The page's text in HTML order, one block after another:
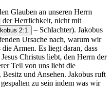
Glauben an unseren Herrn
der Herrlichkeit, nicht mit
2:1
– Schlachter). Jakobus
Ursache nach, warum wir
Armen. Es liegt daran, dass
Christus liebt, den Herrn der
Teil von uns liebt die
und Ansehen. Jakobus ruft
zu sein indem was wir